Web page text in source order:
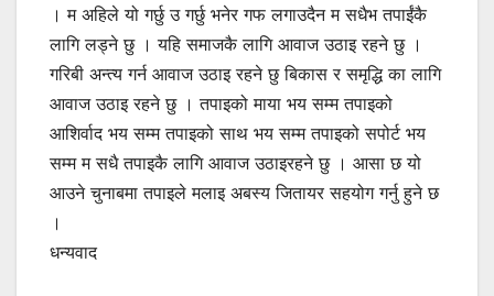
। म अहिले यो गर्छु उ गर्छु भनेर गफ लगाउदैन म सधैभ तपाईंकै
लागि लड्ने छु । यहि समाजकै लागि आवाज उठाइ रहने छु ।
गरिबी अन्त्य गर्न आवाज उठाइ रहने छु बिकास र समृद्धि का लागि
आवाज उठाइ रहने छु । तपाइको माया भय सम्म तपाइको
आशिर्वाद भय सम्म तपाइको साथ भय सम्म तपाइको सपोर्ट भय
सम्म म सधै तपाइकै लागि आवाज उठाइरहने छु । आसा छ यो
आउने चुनाबमा तपाइले मलाइ अबस्य जितायर सहयोग गर्नु हुने छ
।
धन्यवाद